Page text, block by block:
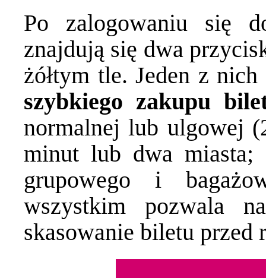
Po zalogowaniu się
znajdują się dwa
żółtym tle. Jeden z
szybkiego zakupu
normalnej lub ulgowej
minut lub dwa miasta;
grupowego i
wszystkim pozwala
skasowanie biletu przed